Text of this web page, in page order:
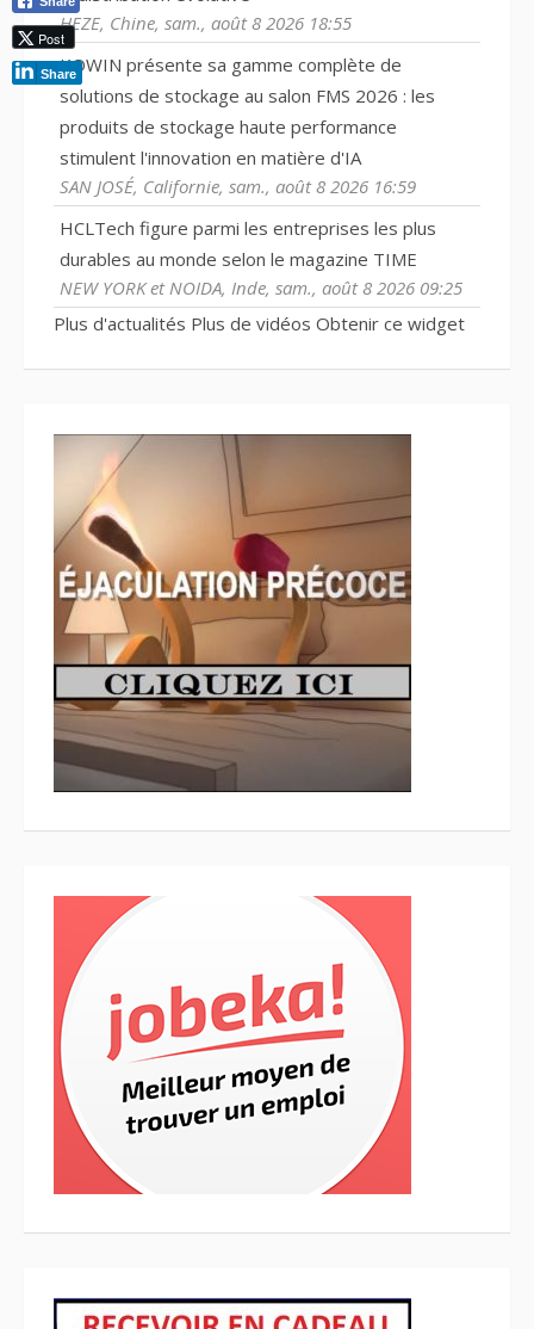
HEZE, Chine, sam., août 8 2026 18:55
KOWIN présente sa gamme complète de
solutions de stockage au salon FMS 2026 : les
produits de stockage haute performance
stimulent l'innovation en matière d'IA
SAN JOSÉ, Californie, sam., août 8 2026 16:59
HCLTech figure parmi les entreprises les plus
durables au monde selon le magazine TIME
NEW YORK et NOIDA, Inde, sam., août 8 2026 09:25
Plus d'actualités Plus de vidéos Obtenir ce widget
Post
Share